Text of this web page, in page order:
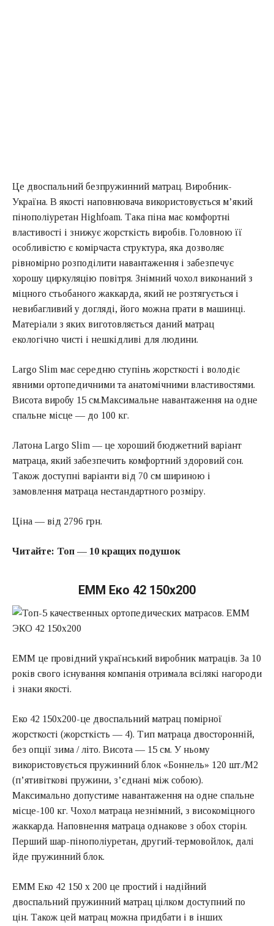
Це двоспальний безпружинний матрац. Виробник-
Україна. В якості наповнювача використовується м’який
пінополіуретан Highfoam. Така піна має комфортні
властивості і знижує жорсткість виробів. Головною її
особливістю є комірчаста структура, яка дозволяє
рівномірно розподілити навантаження і забезпечує
хорошу циркуляцію повітря. Знімний чохол виконаний з
міцного стьобаного жаккарда, який не розтягується і
невибагливий у догляді, його можна прати в машинці.
Матеріали з яких виготовляється даний матрац
екологічно чисті і нешкідливі для людини.
Largo Slim має середню ступінь жорсткості і володіє
явними ортопедичними та анатомічними властивостями.
Висота виробу 15 см.Максимальне навантаження на одне
спальне місце — до 100 кг.
Латона Largo Slim — це хороший бюджетний варіант
матраца, який забезпечить комфортний здоровий сон.
Також доступні варіанти від 70 см шириною і
замовлення матраца нестандартного розміру.
Ціна — від 2796 грн.
Читайте: Топ — 10 кращих подушок
ЕММ Еко 42 150х200
ЕММ це провідний український виробник матраців. За 10
років свого існування компанія отримала всілякі нагороди
і знаки якості.
Еко 42 150х200-це двоспальний матрац помірної
жорсткості (жорсткість — 4). Тип матраца двосторонній,
без опції зима / літо. Висота — 15 см. У ньому
використовується пружинний блок «Боннель» 120 шт./М2
(п’ятивіткові пружини, з’єднані між собою).
Максимально допустиме навантаження на одне спальне
місце-100 кг. Чохол матраца незнімний, з високоміцного
жаккарда. Наповнення матраца однакове з обох сторін.
Перший шар-пінополіуретан, другий-термовойлок, далі
йде пружинний блок.
ЕММ Еко 42 150 х 200 це простий і надійний
двоспальний пружинний матрац цілком доступний по
цін. Також цей матрац можна придбати і в інших